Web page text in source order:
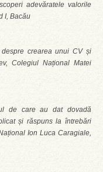
adevăratele valorile
I, Bacău
crearea unui CV și
Colegiul Național Matei
de care au dat dovadă
și răspuns la întrebări
Ion Luca Caragiale,